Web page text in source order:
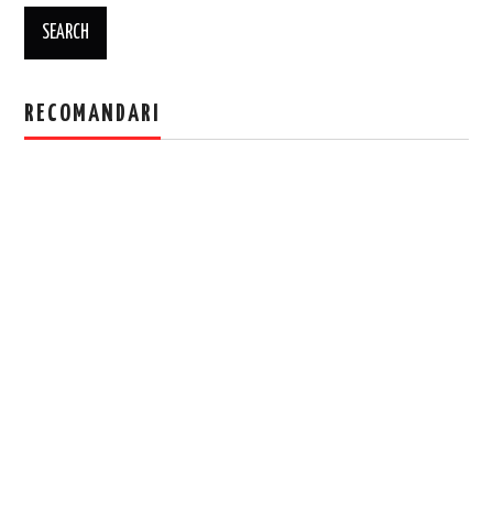
RECOMANDARI